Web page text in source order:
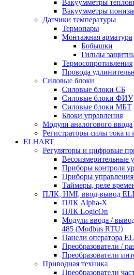
Вакуумметры
Вакуумметры
Датчики температуры
Термопары
Монтажная арматура
Бобышки
Гильзы
Термосопротивления
Провода
Силовые блоки
Силовые блоки СБ
Силовые блоки ФИУ
Силовые блоки МБТ
Блоки управления
Модули аналогового ввода
Регистраторы силы тока и
ELHART
Регуляторы и цифровые
Весоизмерительные
Приборы контроля
Приборы управления
Таймеры, реле
ПЛК, HMI, ввод-вывод
ПЛК Alpha-X
ПЛК LogicOn
Модули ввода /
485 (Modbus RTU)
Панели оператора
Преобразователи /
Преобразователи
Приводная техника
Преобразователи